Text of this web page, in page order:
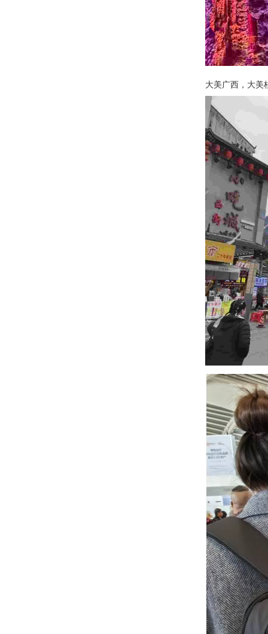
大美广西，大美